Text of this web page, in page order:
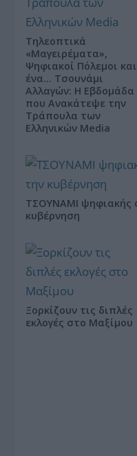
Τηλεοπτικά
«Μαγειρέματα»,
Ψηφιακοί Πόλεμοι και
ένα… Τσουνάμι
Αλλαγών: Η Εβδομάδα
που Ανακάτεψε την
Τράπουλα των
Ελληνικών Media
ΤΣΟΥΝΑΜΙ ψηφιακής
κυβέρνηση
Ξορκίζουν τις διπλές
εκλογές στο Μαξίμου